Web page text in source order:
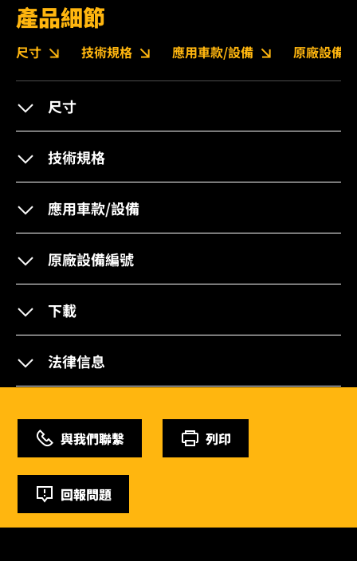
產品細節
尺寸 技術規格 應用車款/設備 原廠設備
尺寸
技術規格
應用車款/設備
原廠設備編號
下載
法律信息
與我們聯繫 列印
回報問題